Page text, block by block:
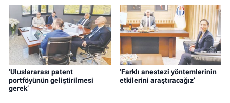
‘Uluslararası patent
portföyünün geliştirilmesi
gerek’
‘Farklı anestezi yöntemlerinin
etkilerini araştıracağız’